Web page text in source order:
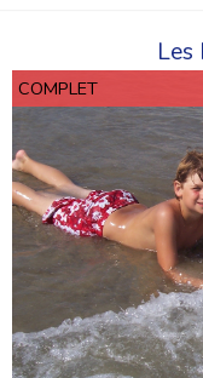
Les
COMPLET